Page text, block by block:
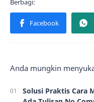
Anda mungkin
Solusi Praktis Cara